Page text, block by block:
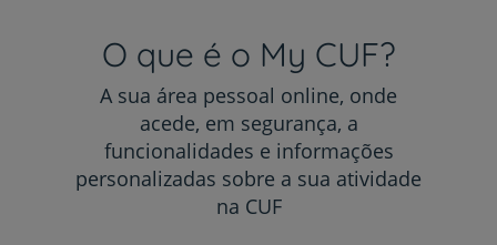
O que é o My CUF?
A sua área pessoal online, onde
acede, em segurança, a
funcionalidades e informações
personalizadas sobre a sua atividade
na CUF